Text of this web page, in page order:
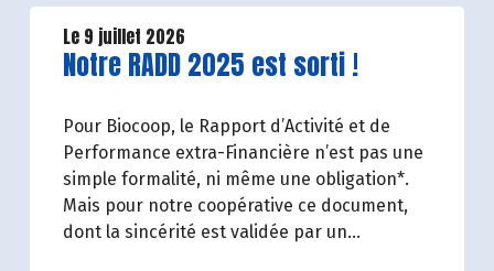
un calendrier de saisonnalité pour ses fruits
et légumes bio.
Découvrez celui d'Août 2026 !
Le 9 juillet 2026
Lire la suite de l'article
Notre RADD 2025 est sorti !
Pour Biocoop, le Rapport d’Activité et de
Performance extra-Financière n’est pas une
simple formalité, ni même une obligation*.
Mais pour notre coopérative ce document,
dont la sincérité est validée par un